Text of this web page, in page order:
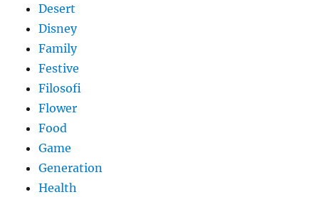
Desert
Disney
Family
Festive
Filosofi
Flower
Food
Game
Generation
Health